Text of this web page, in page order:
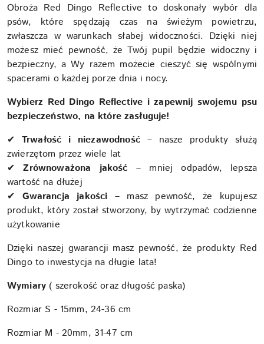
Obroża Red Dingo Reflective to doskonały wybór dla
psów, które spędzają czas na świeżym powietrzu,
zwłaszcza w warunkach słabej widoczności. Dzięki niej
możesz mieć pewność, że Twój pupil będzie widoczny i
bezpieczny, a Wy razem możecie cieszyć się wspólnymi
spacerami o każdej porze dnia i nocy.
Wybierz Red Dingo Reflective i zapewnij swojemu psu
bezpieczeństwo, na które zasługuje!
✔ Trwałość i niezawodność– nasze produkty służą
zwierzętom przez wiele lat
✔Zrównoważona jakość – mniej odpadów, lepsza
wartość na dłużej
✔ Gwarancja jakości – masz pewność, że kupujesz
produkt, który został stworzony, by wytrzymać codzienne
użytkowanie
Dzięki naszej gwarancji masz pewność, że produkty Red
Dingo to inwestycja na długie lata!
Wymiary ( szerokość oraz długość paska)
Rozmiar S - 15mm, 24-36 cm
Rozmiar M - 20mm, 31-47 cm